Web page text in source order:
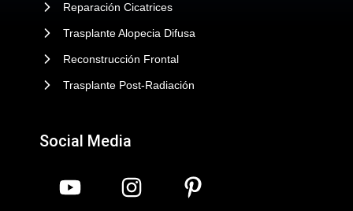
Reparación Cicatrices
Trasplante Alopecia Difusa
Reconstrucción Frontal
Trasplante Post-Radiación
Social Media